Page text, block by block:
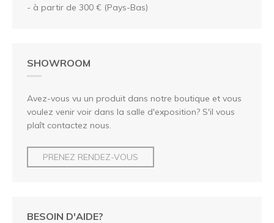
- à partir de 300 € (Pays-Bas)
SHOWROOM
Avez-vous vu un produit dans notre boutique et vous
voulez venir voir dans la salle d'exposition? S'il vous
plaît contactez nous.
PRENEZ RENDEZ-VOUS
BESOIN D'AIDE?